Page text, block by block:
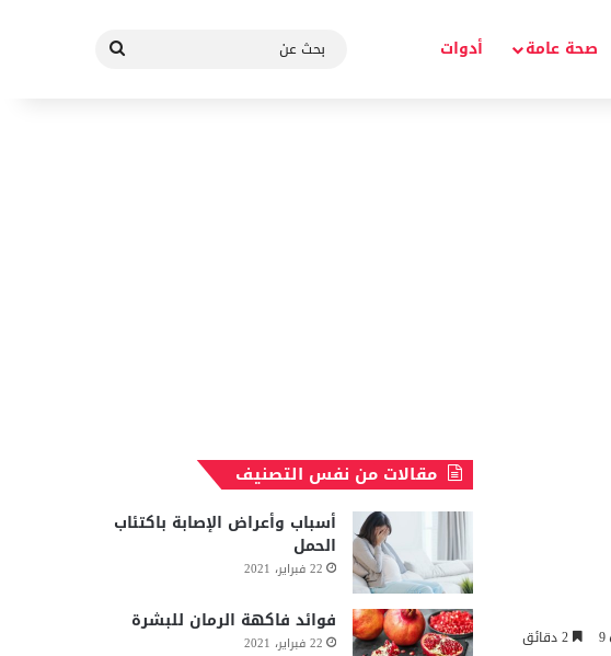
صحة عامة أدوات
بحث
9
مقالات من نفس التصنيف
أسباب وأعراض الإصابة باكتئاب
الحمل
22 فبراير، 2021
فوائد فاكهة الرمان للبشرة
22 فبراير، 2021